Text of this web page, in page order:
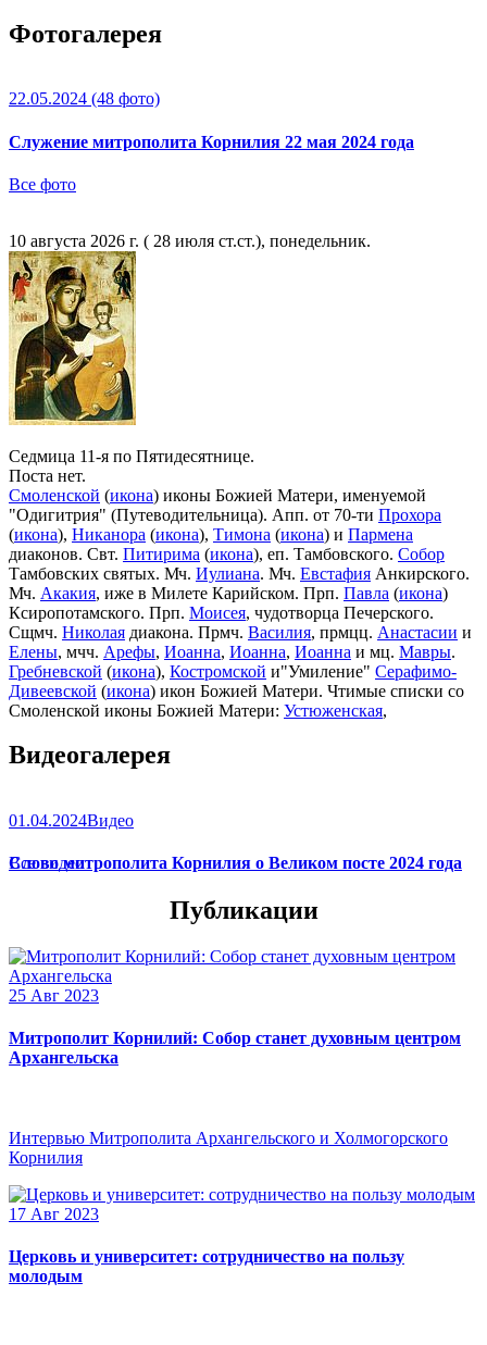
Фотогалерея
22.05.2024 (48 фото)
Служение митрополита Корнилия 22 мая 2024 года
Все фото
10 августа 2026 г. ( 28 июля ст.ст.), понедельник.
Седмица 11-я по Пятидесятнице.
Поста нет.
Смоленской (икона) иконы Божией Матери, именуемой
"Одигитрия" (Путеводительница). Апп. от 70-ти Прохора
(икона), Никанора (икона), Тимона (икона) и Пармена
диаконов. Свт. Питирима (икона), еп. Тамбовского. Собор
Тамбовских святых. Мч. Иулиана. Мч. Евстафия Анкирского.
Мч. Акакия, иже в Милете Карийском. Прп. Павла (икона)
Ксиропотамского. Прп. Моисея, чудотворца Печерского.
Сщмч. Николая диакона. Прмч. Василия, прмцц. Анастасии и
Елены, мчч. Арефы, Иоанна, Иоанна, Иоанна и мц. Мавры.
Гребневской (икона), Костромской и"Умиление" Серафимо-
Дивеевской (икона) икон Божией Матери. Чтимые списки со
Смоленской иконы Божией Матери: Устюженская,
(икона),Игрицкая,Шуйская
Сергиевская(в Троице-Сергиевой Лавре).
Видеогалерея
01.04.2024Видео
Слово митрополита Корнилия о Великом посте 2024 года
Все видео
Публикации
25 Авг 2023
Митрополит Корнилий: Собор станет духовным центром
Архангельска
Интервью Митрополита Архангельского и Холмогорского
Корнилия
17 Авг 2023
Церковь и университет: сотрудничество на пользу
молодым